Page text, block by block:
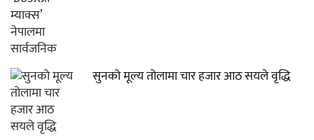
सुनको मूल्य तोलामा चार हजार आठ सयले वृद्धि